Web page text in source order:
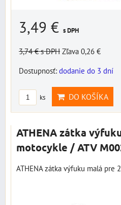
3,49 € s DPH
3,74 €s DPH Zľava 0,26 €
Dostupnosť: dodanie do 3 dní
ks DO KOŠÍKA
ATHENA zátka
motocykle / ATV
ATHENA zátka výfuku malá pre